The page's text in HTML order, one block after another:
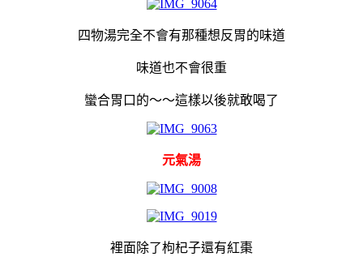
四物湯完全不會有那種想反胃的味道
味道也不會很重
蠻合胃口的～～這樣以後就敢喝了
元氣湯
裡面除了枸杞子還有紅棗